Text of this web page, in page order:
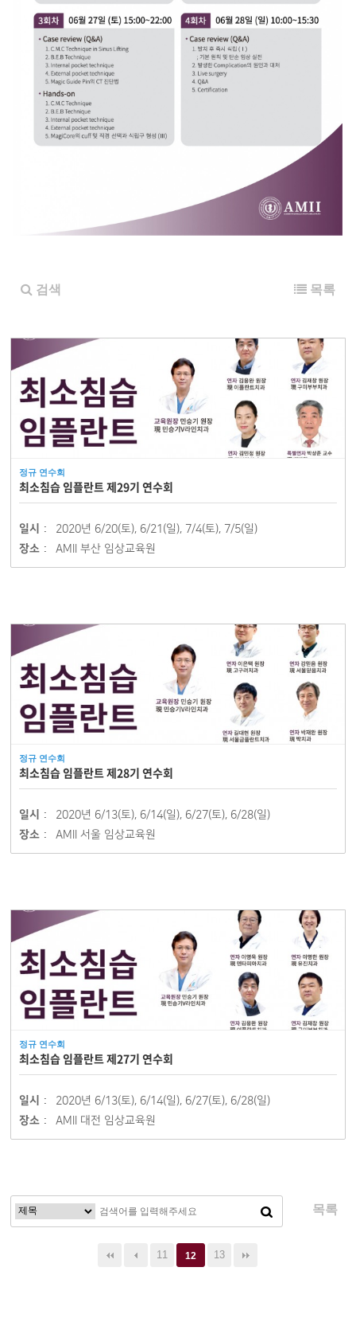
검색 목록
정규 연수회
최소침습 임플란트 제29기 연수회
일시 :
2020년 6/20(토), 6/21(일), 7/4(토), 7/5(일)
장소 :
AMII 부산 임상교육원
정규 연수회
최소침습 임플란트 제28기 연수회
일시 :
2020년 6/13(토), 6/14(일), 6/27(토), 6/28(일)
장소 :
AMII 서울 임상교육원
정규 연수회
최소침습 임플란트 제27기 연수회
일시 :
2020년 6/13(토), 6/14(일), 6/27(토), 6/28(일)
장소 :
AMII 대전 임상교육원
목록
11 12 13